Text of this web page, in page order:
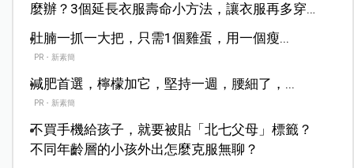
麼辦？3個延長衣服壽命小方法，讓衣服再多穿一
季！
肚腩一抓一大把，只需1個雞蛋，用一個瘦...
PR・新素簡
減肥首選，檸檬加它，堅持一週，腰細了，...
PR・新素簡
不買手機給孩子，就要被貼「北七父母」標籤？
不同年齡層的小孩外出怎麼克服無聊？